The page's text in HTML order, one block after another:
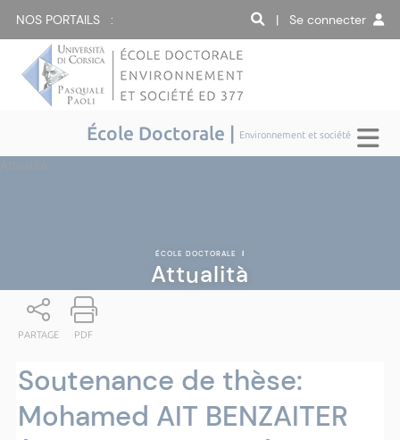
NOS PORTAILS : | Se connecter
École Doctorale | Environnement et société
ÉCOLE DOCTORALE |
Attualità
PARTAGE PDF
Soutenance de thèse:
Mohamed AIT BENZAITER